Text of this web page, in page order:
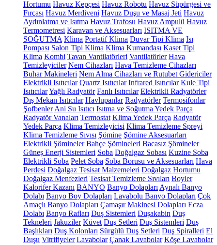
Hortumu Havuz Kepçesi Havuz Robotu Havuz Süpürgesi ve
Fırçası Havuz Merdiveni Havuz Duşu ve Masaj Jeti Havuz
Aydınlatma ve Isıtma Havuz Trafosu Havuz Ampulü Havuz
Termometresi Karavan ve Aksesuarları ISITMA VE
SOĞUTMA Klima Portatif Klima Duvar Tipi Klima Isı
Pompası Salon Tipi Klima Klima Kumandası Kaset Tipi
Klima Kombi Tavan Vantilatörleri Vantilatörler Hava
Temizleyiciler Nem Cihazları Hava Temizleme Cihazları
Buhar Makineleri Nem Alma Cihazları ve Rutubet Gidericiler
Elektrikli Isıtıcılar Quartz Isıtıcılar Infrared Isıtıcılar Kule Tipi
IsıtıcılarYağlı Radyatör Fanlı Isıtıcılar Elektrikli Radyatörler
Dış Mekan Isıtıcılar Havlupanlar Radyatörler Termosifonlar
Şofbenler Ani Su Isıtıcı Isıtma ve Soğutma Yedek Parça
Radyatör Vanaları Termostat Klima Yedek Parça Radyatör
Yedek Parça Klima Temizleyicisi Klima Temizleme Spreyi
Klima Temizleme Sıvısı Şömine Şömine Aksesuarları
Elektrikli Şömineler Bahçe Şömineleri Bacasız Şömineler
Güneş Enerji Sistemleri Soba Doğalgaz Sobası Kuzine Soba
Elektrikli Soba Pelet Soba Soba Borusu ve Aksesuarları Hava
Perdesi Doğalgaz Tesisat Malzemeleri Doğalgaz Hortumu
Doğalgaz Menfezleri Tesisat Temizleme Sıvıları Boyler
Kalorifer Kazanı BANYO Banyo Dolapları Aynalı Banyo
Dolabı Banyo Boy Dolapları Lavabolu Banyo Dolapları Çok
Amaçlı Banyo Dolapları Çamaşır Makinesi Dolapları Ecza
Dolabı Banyo Rafları Duş Sistemleri Duşakabin Duş
Tekneleri Jakuziler Küvet Duş Setleri Duş Sistemleri Duş
Başlıkları Duş Kolonları Sürgülü Duş Setleri Duş Spiralleri El
Duşu Vitrifiyeler Lavabolar Çanak Lavabolar Köşe Lavabolar